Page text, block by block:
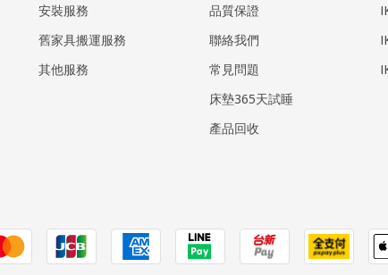
安裝服務
​舊家具搬運服務
其他服務
品質保證
聯絡我們
常見問題
床墊365天試睡
產品回收